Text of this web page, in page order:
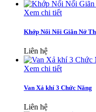
Xem chi tiết
Khớp Nối Nối Giãn Nở
Liên hệ
Xem chi tiết
Van Xả khí 3 Chức Năng
Liên hệ